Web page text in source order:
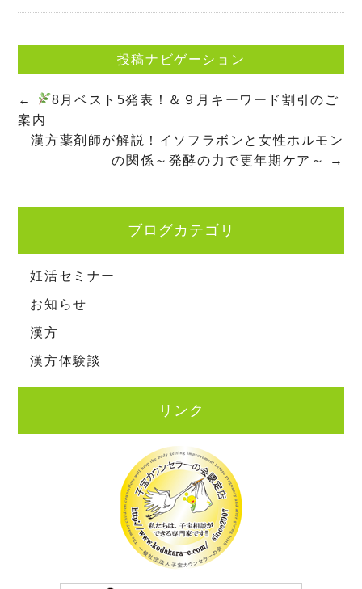
投稿ナビゲーション
←
8月ベスト5発表！＆９月キーワード割引のご
案内
漢方薬剤師が解説！イソフラボンと女性ホルモン
の関係～発酵の力で更年期ケア～
→
ブログカテゴリ
妊活セミナー
お知らせ
漢方
漢方体験談
リンク